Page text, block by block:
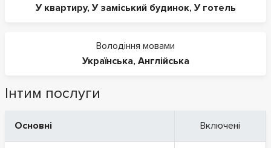
У квартиру, У заміський будинок, У готель
Володіння мовами
Українська, Англійська
Інтим послуги
Основні Включені